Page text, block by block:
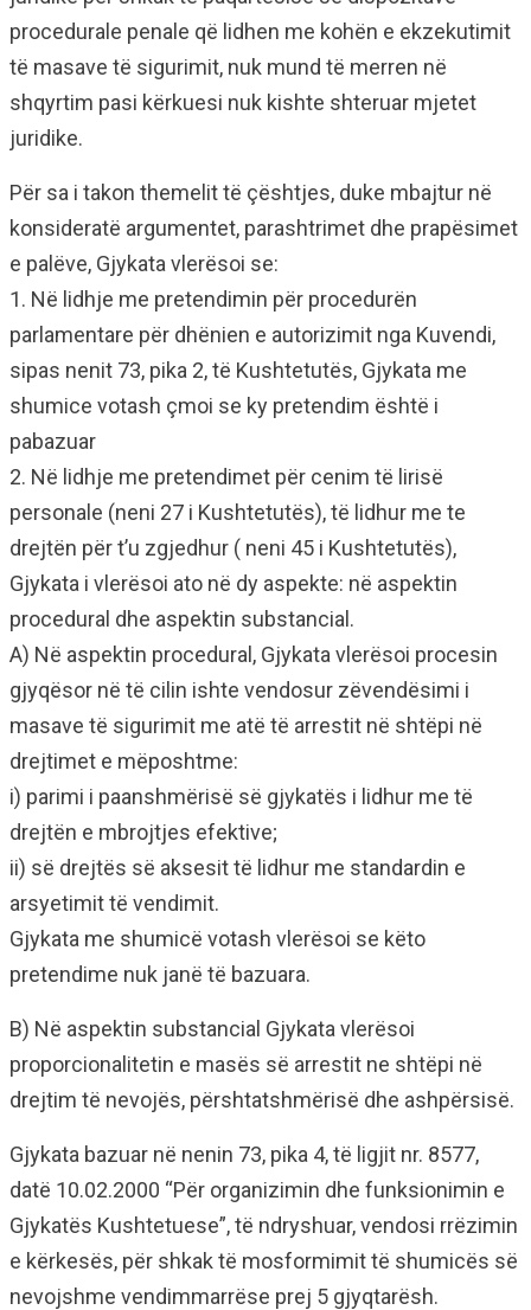
procedurale penale që lidhen me kohën e ekzekutimit
të masave të sigurimit, nuk mund të merren në
shqyrtim pasi kërkuesi nuk kishte shteruar mjetet
juridike.
Për sa i takon themelit të çështjes, duke mbajtur në
konsideratë argumentet, parashtrimet dhe prapësimet
e palëve, Gjykata vlerësoi se:
1. Në lidhje me pretendimin për procedurën
parlamentare për dhënien e autorizimit nga Kuvendi,
sipas nenit 73, pika 2, të Kushtetutës, Gjykata me
shumice votash çmoi se ky pretendim është i
pabazuar
2. Në lidhje me pretendimet për cenim të lirisë
personale (neni 27 i Kushtetutës), të lidhur me te
drejtën për t’u zgjedhur ( neni 45 i Kushtetutës),
Gjykata i vlerësoi ato në dy aspekte: në aspektin
procedural dhe aspektin substancial.
A) Në aspektin procedural, Gjykata vlerësoi procesin
gjyqësor në të cilin ishte vendosur zëvendësimi i
masave të sigurimit me atë të arrestit në shtëpi në
drejtimet e mëposhtme:
i) parimi i paanshmërisë së gjykatës i lidhur me të
drejtën e mbrojtjes efektive;
ii) së drejtës së aksesit të lidhur me standardin e
arsyetimit të vendimit.
Gjykata me shumicë votash vlerësoi se këto
pretendime nuk janë të bazuara.
B) Në aspektin substancial Gjykata vlerësoi
proporcionalitetin e masës së arrestit ne shtëpi në
drejtim të nevojës, përshtatshmërisë dhe ashpërsisë.
Gjykata bazuar në nenin 73, pika 4, të ligjit nr. 8577,
datë 10.02.2000 “Për organizimin dhe funksionimin e
Gjykatës Kushtetuese”, të ndryshuar, vendosi rrëzimin
e kërkesës, për shkak të mosformimit të shumicës së
nevojshme vendimmarrëse prej 5 gjyqtarësh.